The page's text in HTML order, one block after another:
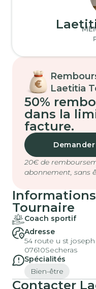
Laetitia
50%
dans la
facture.
20€ de
abonnement, sans
Tournaire
Coach sportif
Adresse
54 route u st joseph
07610Secheras
Spécialités
Bien-être
Contacter